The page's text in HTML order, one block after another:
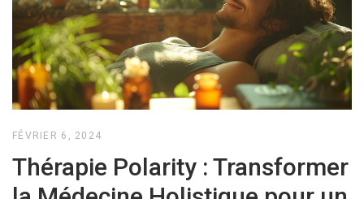
FÉVRIER 6, 2024
Thérapie Polarity : Transformer